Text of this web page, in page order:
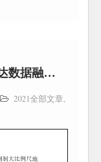
飞马D2000影像与激光雷达数据融合测制大比例尺地形图在水利工程中的应用
2021全部文章,